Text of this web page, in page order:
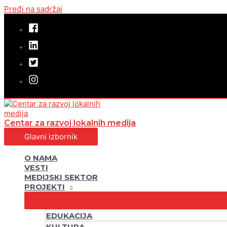
Pređi na sadržaj
Centar za razvoj lokalnih medija
Glavni izbornik
O NAMA
VESTI
MEDIJSKI SEKTOR
PROJEKTI
EDUKACIJA